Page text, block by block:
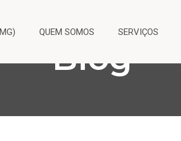
QUEM SOMOS SERVIÇOS
Blog